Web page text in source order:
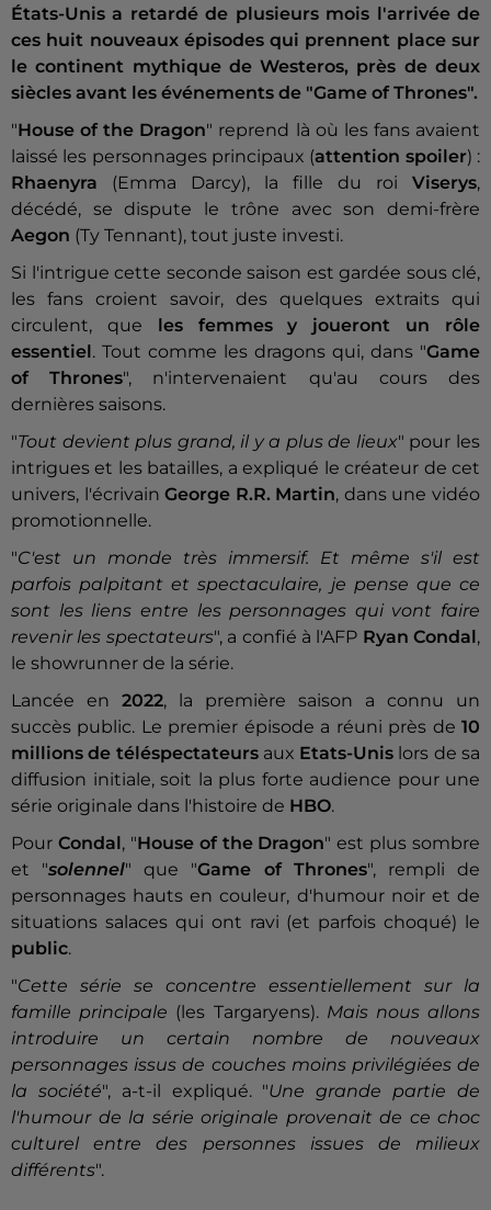
États-Unis a retardé de plusieurs mois l'arrivée de
ces huit nouveaux épisodes qui prennent place sur
le continent mythique de Westeros, près de deux
siècles avant les événements de "Game of Thrones".
"House of the Dragon" reprend là où les fans avaient
laissé les personnages principaux (attention spoiler) :
Rhaenyra (Emma Darcy), la fille du roi Viserys,
décédé, se dispute le trône avec son demi-frère
Aegon (Ty Tennant), tout juste investi.
Si l'intrigue cette seconde saison est gardée sous clé,
les fans croient savoir, des quelques extraits qui
circulent, que
les femmes y joueront un rôle
essentiel . Tout comme les dragons qui, dans "Game
of Thrones", n'intervenaient qu'au cours des
dernières saisons.
"Tout devient plus grand, il y a plus de lieux" pour les
intrigues et les batailles, a expliqué le créateur de cet
univers, l'écrivainGeorge R.R. Martin, dans une vidéo
promotionnelle.
"C'est un monde très immersif. Et même s'il est
parfois palpitant et spectaculaire, je pense que ce
sont les liens entre les personnages qui vont faire
revenir les spectateurs", a confié à l'AFP Ryan Condal ,
le showrunner de la série.
Lancée en 2022, la première saison a connu un
succès public. Le premier épisode a réuni près de 10
millions de téléspectateursaux Etats-Unis lors de sa
diffusion initiale, soit la plus forte audience pour une
série originale dans l'histoire de HBO.
Pour Condal , "House of the Dragon" est plus sombre
et "solennel" que "Game of Thrones", rempli de
personnages hauts en couleur, d'humour noir et de
situations salaces qui ont ravi (et parfois choqué) le
public.
"Cette série se concentre essentiellement sur la
famille principale (les Targaryens). Mais nous allons
introduire un certain nombre de nouveaux
personnages issus de couches moins privilégiées de
la société", a-t-il expliqué. "Une grande partie de
l'humour de la série originale provenait de ce choc
culturel entre des personnes issues de milieux
différents".